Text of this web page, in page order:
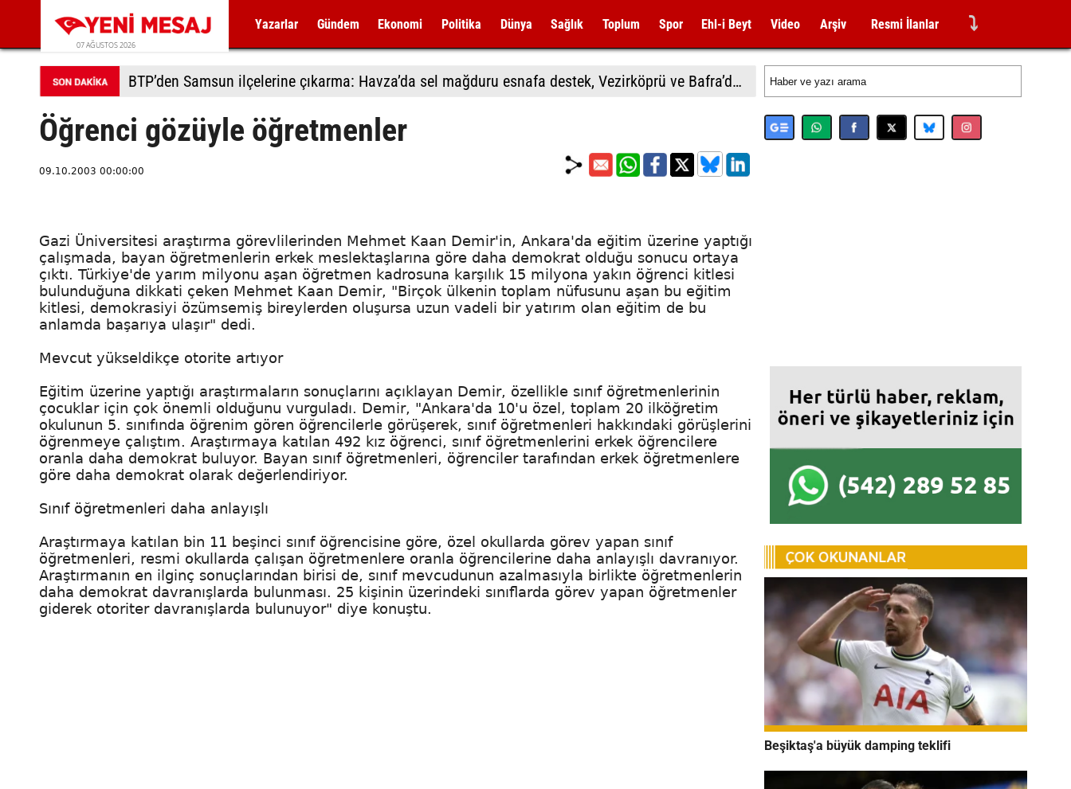
07 AĞUSTOS 2026
Yazarlar Gündem Ekonomi Politika Dünya Sağlık Toplum Spor Ehl-i Beyt Video Arşiv Resmi İlanlar ⤵
BTP’den Samsun ilçelerine çıkarma: Havza’da sel mağduru esnafa destek, Vezirköprü ve Bafra’da saha hamlesi
Öğrenci gözüyle öğretmenler
09.10.2003 00:00:00
Gazi Üniversitesi araştırma görevlilerinden Mehmet Kaan Demir'in, Ankara'da eğitim üzerine yaptığı
çalışmada, bayan öğretmenlerin erkek meslektaşlarına göre daha demokrat olduğu sonucu ortaya
çıktı. Türkiye'de yarım milyonu aşan öğretmen kadrosuna karşılık 15 milyona yakın öğrenci kitlesi
bulunduğuna dikkati çeken Mehmet Kaan Demir, "Birçok ülkenin toplam nüfusunu aşan bu eğitim
kitlesi, demokrasiyi özümsemiş bireylerden oluşursa uzun vadeli bir yatırım olan eğitim de bu
anlamda başarıya ulaşır" dedi.
Mevcut yükseldikçe otorite artıyor
Eğitim üzerine yaptığı araştırmaların sonuçlarını açıklayan Demir, özellikle sınıf öğretmenlerinin
çocuklar için çok önemli olduğunu vurguladı. Demir, "Ankara'da 10'u özel, toplam 20 ilköğretim
okulunun 5. sınıfında öğrenim gören öğrencilerle görüşerek, sınıf öğretmenleri hakkındaki görüşlerini
öğrenmeye çalıştım. Araştırmaya katılan 492 kız öğrenci, sınıf öğretmenlerini erkek öğrencilere
oranla daha demokrat buluyor. Bayan sınıf öğretmenleri, öğrenciler tarafından erkek öğretmenlere
göre daha demokrat olarak değerlendiriyor.
Sınıf öğretmenleri daha anlayışlı
Araştırmaya katılan bin 11 beşinci sınıf öğrencisine göre, özel okullarda görev yapan sınıf
öğretmenleri, resmi okullarda çalışan öğretmenlere oranla öğrencilerine daha anlayışlı davranıyor.
Araştırmanın en ilginç sonuçlarından birisi de, sınıf mevcudunun azalmasıyla birlikte öğretmenlerin
daha demokrat davranışlarda bulunması. 25 kişinin üzerindeki sınıflarda görev yapan öğretmenler
giderek otoriter davranışlarda bulunuyor" diye konuştu.
Beşiktaş'a büyük damping teklifi